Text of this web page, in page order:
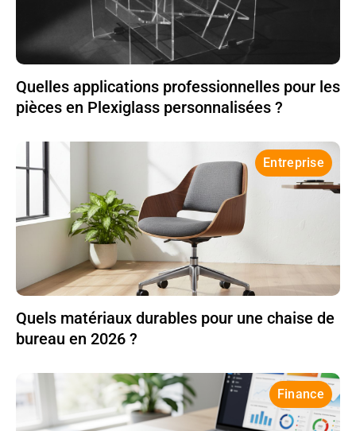
Quelles applications professionnelles pour les
pièces en Plexiglass personnalisées ?
Entreprise
Quels matériaux durables pour une chaise de
bureau en 2026 ?
Finance